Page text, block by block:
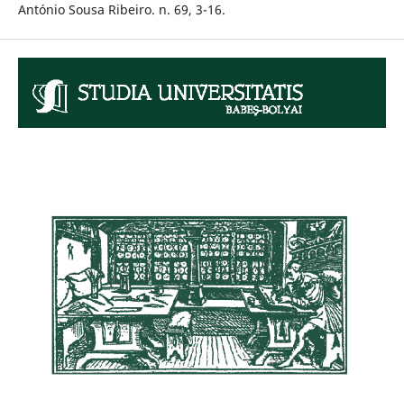
António Sousa Ribeiro. n. 69, 3-16.